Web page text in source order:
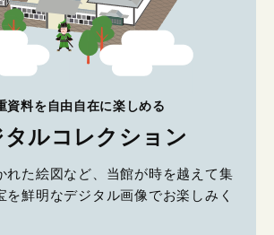
資料を自由自在に楽しめる
タルコレクション
れた絵図など、当館が時を越えて集
を鮮明なデジタル画像でお楽しみく